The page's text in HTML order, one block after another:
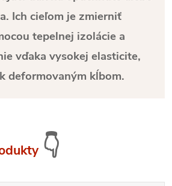
Ich cieľom je zmierniť
tepelnej izolácie a
vďaka vysokej elasticite,
deformovaným kĺbom.
👇